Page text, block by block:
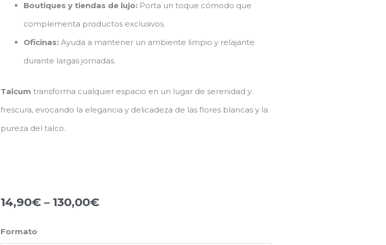
Boutiques y tiendas de lujo: Porta un toque cómodo que
complementa productos exclusivos.
Oficinas: Ayuda a mantener un ambiente limpio y relajante
durante largas jornadas.
Talcum transforma cualquier espacio en un lugar de serenidad y
frescura, evocando la elegancia y delicadeza de las flores blancas y la
pureza del talco.
14,90€ – 130,00€
Formato
Talcum